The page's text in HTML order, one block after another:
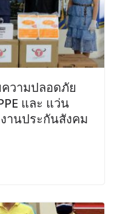
วามปลอดภัย
และ แว่น
านประกันสังคม